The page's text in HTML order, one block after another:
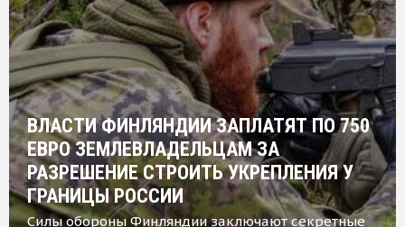
ВЛАСТИ ФИНЛЯНДИИ ЗАПЛАТЯТ ПО 750
ЕВРО ЗЕМЛЕВЛАДЕЛЬЦАМ ЗА
РАЗРЕШЕНИЕ СТРОИТЬ УКРЕПЛЕНИЯ У
ГРАНИЦЫ РОССИИ
Силы обороны Финляндии заключают секретные